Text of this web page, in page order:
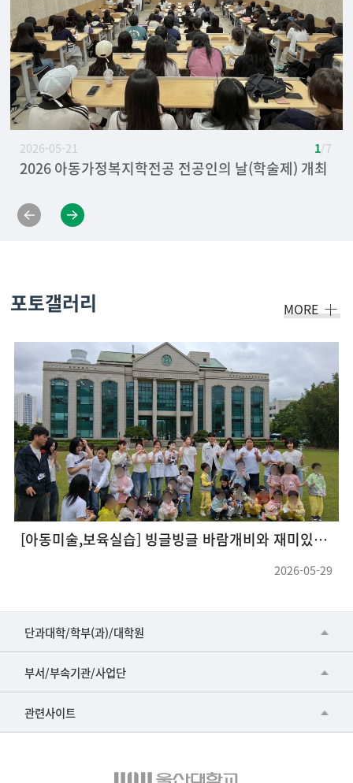
2026 아동가정복지학전공 전공인의 날(학술제) 개최
2026-05-21
[축하] 아동가정복지학전공 2025년도 취업활동 우수
2025 아동가정복지학전공 전공인의 날(학술제) 개최
2024 아동가정복지학전공 신설 장학금(국내 및 해외
2024 아동가정복지학전공 전공인의 날(학술제) 개최
2024년 세종도서 선정 [좋은 부모되기를 위한 예비부
2023년 청년소비자리더아카데미 현장견학
1/ 7
포토갤러리 MORE
2026-05-15
단과대학/학부(과)/대학원
■인문대학
▷국어국문학부
▷일본어·일본학과
▷프랑스어·프랑스학과
부서/부속기관/사업단
공동기기센터
공학교육혁신센터
관련사이트
건강가정지원센터
교수협의회